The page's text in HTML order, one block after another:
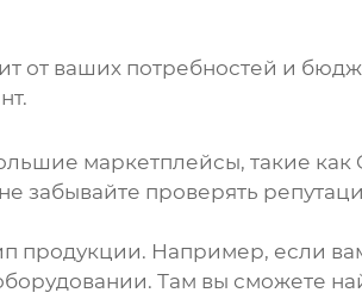
от ваших потребностей и
маркетплейсы, такие как
забывайте проверять
продукции. Например, если
Там вы сможете